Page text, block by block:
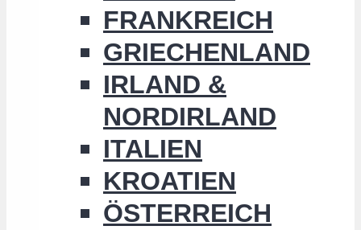
FRANKREICH
GRIECHENLAND
IRLAND &
NORDIRLAND
ITALIEN
KROATIEN
ÖSTERREICH